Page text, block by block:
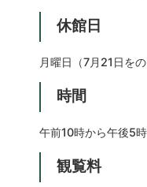
休館日
月曜日（7月21日を
時間
午前10時から午後5
観覧料